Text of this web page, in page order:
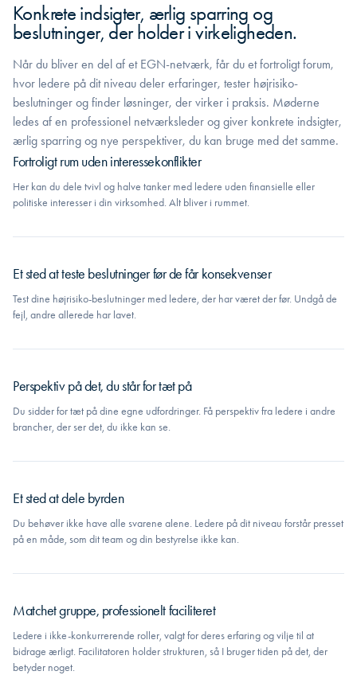
Konkrete indsigter, ærlig sparring og
beslutninger, der holder i virkeligheden.
Når du bliver en del af et EGN-netværk, får du et fortroligt forum,
hvor ledere på dit niveau deler erfaringer, tester højrisiko-
beslutninger og finder løsninger, der virker i praksis. Møderne
ledes af en professionel netværksleder og giver konkrete indsigter,
ærlig sparring og nye perspektiver, du kan bruge med det samme.
Fortroligt rum uden interessekonflikter
Her kan du dele tvivl og halve tanker med ledere uden finansielle eller
politiske interesser i din virksomhed. Alt bliver i rummet.
Et sted at teste beslutninger før de får konsekvenser
Test dine højrisiko-beslutninger med ledere, der har været der før. Undgå de
fejl, andre allerede har lavet.
Perspektiv på det, du står for tæt på
Du sidder for tæt på dine egne udfordringer. Få perspektiv fra ledere i andre
brancher, der ser det, du ikke kan se.
Et sted at dele byrden
Du behøver ikke have alle svarene alene. Ledere på dit niveau forstår presset
på en måde, som dit team og din bestyrelse ikke kan.
Matchet gruppe, professionelt faciliteret
Ledere i ikke-konkurrerende roller, valgt for deres erfaring og vilje til at
bidrage ærligt. Facilitatoren holder strukturen, så I bruger tiden på det, der
betyder noget.